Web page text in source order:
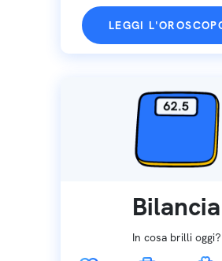
LEGGI
Bilancia
In cosa brilli oggi?